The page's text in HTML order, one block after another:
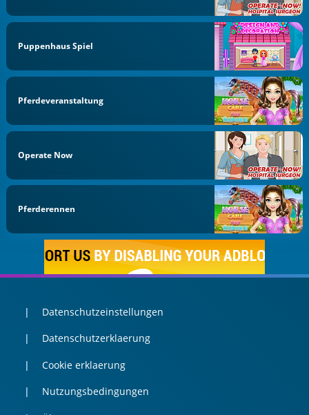
Puppenhaus Spiel
Pferdeveranstaltung
Operate Now
Pferderennen
Datenschutzeinstellungen
Datenschutzerklaerung
Cookie erklaerung
Nutzungsbedingungen